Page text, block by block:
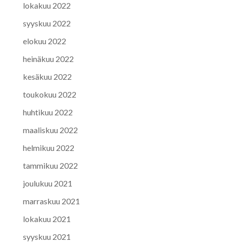
lokakuu 2022
syyskuu 2022
elokuu 2022
heinäkuu 2022
kesäkuu 2022
toukokuu 2022
huhtikuu 2022
maaliskuu 2022
helmikuu 2022
tammikuu 2022
joulukuu 2021
marraskuu 2021
lokakuu 2021
syyskuu 2021